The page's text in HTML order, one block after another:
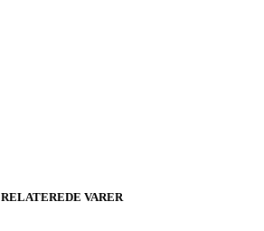
RELATEREDE VARER